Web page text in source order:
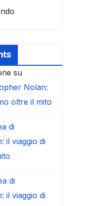
su
Nolan:
oltre il mito
di
il viaggio di
di
il viaggio di